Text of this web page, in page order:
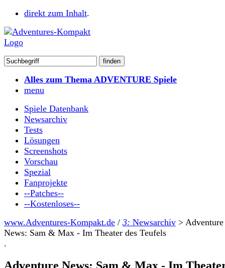
direkt zum Inhalt.
Alles zum Thema ADVENTURE Spiele
menu
Spiele Datenbank
Newsarchiv
Tests
Lösungen
Screenshots
Vorschau
Spezial
Fanprojekte
--Patches--
--Kostenloses--
www.Adventures-Kompakt.de / 3: Newsarchiv > Adventure
News: Sam & Max - Im Theater des Teufels
.